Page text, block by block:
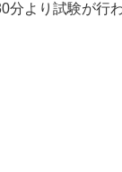
より試験が行